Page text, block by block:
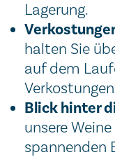
Lagerung.
halten Sie
auf dem
Blick hinter
unsere
spannenden